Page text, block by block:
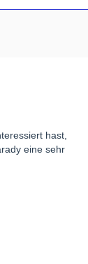
hast,
eine sehr